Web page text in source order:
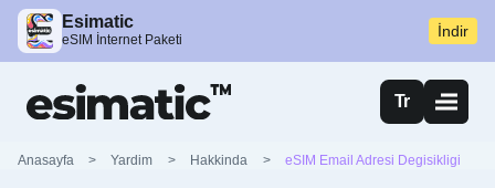
Esimatic
eSIM İnternet Paketi İndir
Tr
Anasayfa > Yardim > Hakkinda > eSIM Email Adresi Degisikligi